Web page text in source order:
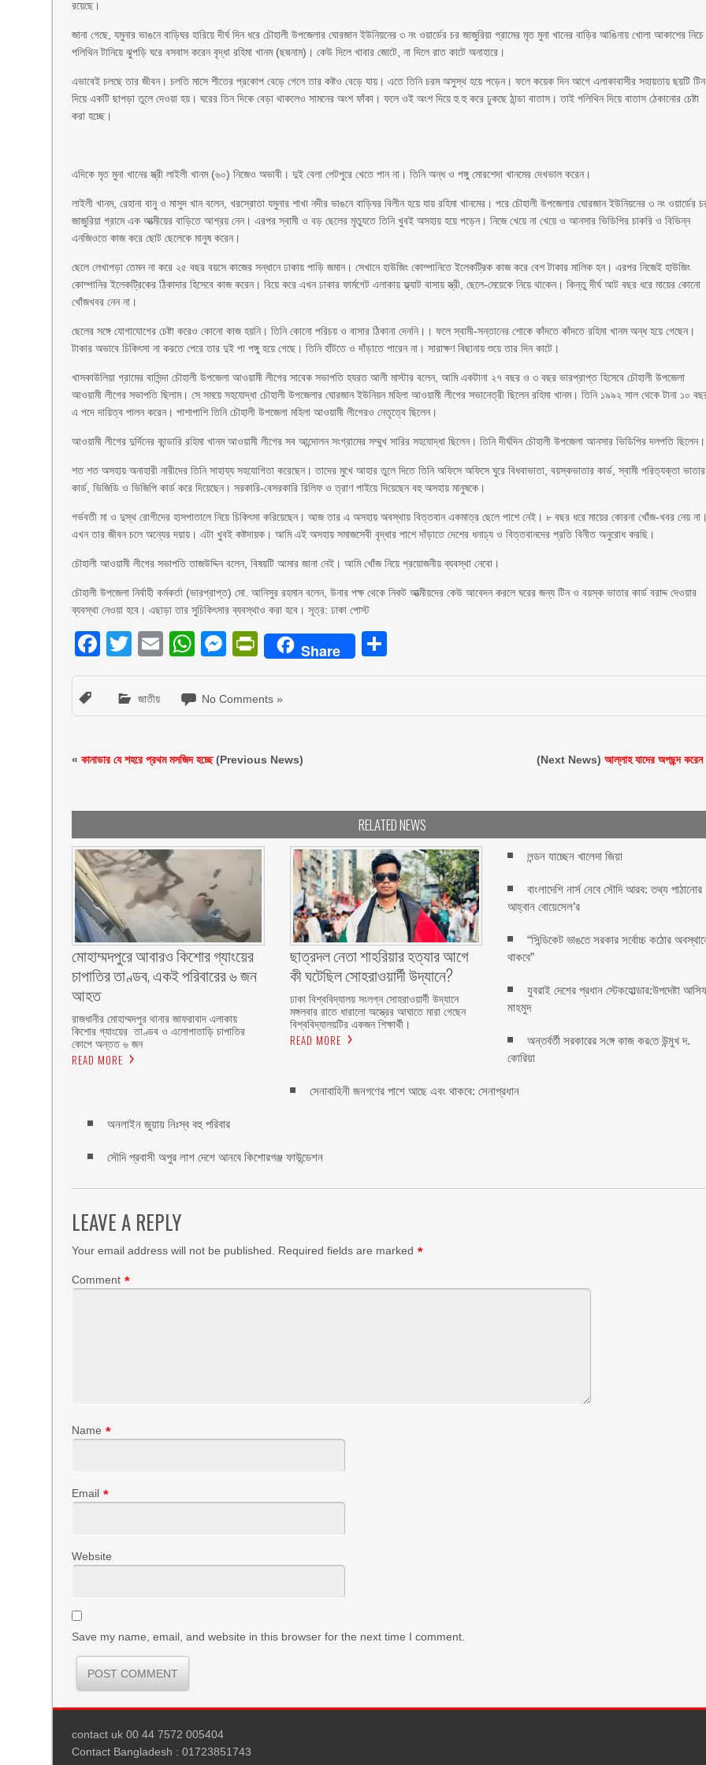
রয়েছে।
জানা গেছে, যমুনার ভাঙনে বাড়িঘর হারিয়ে দীর্ঘ দিন ধরে চৌহালী উপজেলার ঘোরজান ইউনিয়নের ৩ নং ওয়ার্ডের চর জাজুরিয়া গ্রামের মৃত মুনা খানের বাড়ির আঙিনায় খোলা আকাশের নিচে
পলিথিন টানিয়ে ঝুপড়ি ঘরে বসবাস করেন বৃদ্ধা রহিমা খানম (ছদ্মনাম)। কেউ দিলে খাবার জোটে, না দিলে রাত কাটে অনাহারে।
এভাবেই চলছে তার জীবন। চলতি মাসে শীতের প্রকোপ বেড়ে গেলে তার কষ্টও বেড়ে যায়। এতে তিনি চরম অসুস্থ হয়ে পড়েন। ফলে কয়েক দিন আগে এলাকাবাসীর সহায়তায় ছয়টি টিন
দিয়ে একটি ছাপড়া তুলে দেওয়া হয়। ঘরের তিন দিকে বেড়া থাকলেও সামনের অংশ ফাঁকা। ফলে ওই অংশ দিয়ে হু হু করে ঢুকছে ঠান্ডা বাতাস। তাই পলিথিন দিয়ে বাতাস ঠেকানোর চেষ্টা
করা হচ্ছে।
এদিকে মৃত মুনা খানের স্ত্রী লাইলী খানম (৬০) নিজেও অভাবী। দুই বেলা পেটপুরে খেতে পান না। তিনি অন্ধ ও পঙ্গু মোরশেদা খানমের দেখভাল করেন।
লাইলী খানম, রেহানা বানু ও মাসুদ খান বলেন, খরস্রােতা যমুনার শাখা নদীর ভাঙনে বাড়িঘর বিলীন হয়ে যায় রহিমা খানমের। পরে চৌহালী উপজেলার ঘোরজান ইউনিয়নের ৩ নং ওয়ার্ডের
জাজুরিয়া গ্রামে এক আত্মীয়ের বাড়িতে আশ্রয় নেন। এরপর স্বামী ও বড় ছেলের মৃত্যুতে তিনি খুবই অসহায় হয়ে পড়েন। নিজে খেয়ে না খেয়ে ও আনসার ভিডিপির চাকরি ও বিভিন্ন
এনজিওতে কাজ করে ছোট ছেলেকে মানুষ করেন।
ছেলে লেখাপড়া তেমন না করে ২৫ বছর বয়সে কাজের সন্ধানে ঢাকায় পাড়ি জমান। সেখানে হাউজিং কোম্পানিতে ইলেকট্রিক কাজ করে বেশ টাকার মালিক হন। এরপর নিজেই হাউজিং
কোম্পানির ইলেকট্রিকের ঠিকাদার হিসেবে কাজ করেন। বিয়ে করে এখন ঢাকার ফার্মগেট এলাকায় ফ্ল্যাট বাসায় স্ত্রী, ছেলে-মেয়েকে নিয়ে থাকেন। কিন্তু দীর্ঘ আট বছর ধরে মায়ের কোনো
খোঁজখবর নেন না।
ছেলের সঙ্গে যোগাযোগের চেষ্টা করেও কোনো কাজ হয়নি। তিনি কোনো পরিচয় ও বাসার ঠিকানা দেননি।। ফলে স্বামী-সন্তানের শোকে কাঁদতে কাঁদতে রহিমা খানম অন্ধ হয়ে গেছেন।
টাকার অভাবে চিকিৎসা না করতে পেরে তার দুই পা পঙ্গু হয়ে গেছে। তিনি হাঁটতে ও দাঁড়াতে পারেন না। সারাক্ষণ বিছানায় শুয়ে তার দিন কাটে।
খাসকাউলিয়া গ্রামের বাসিন্দা চৌহালী উপজেলা আওয়ামী লীগের সাবেক সভাপতি হযরত আলী মাস্টার বলেন, আমি একটানা ২৭ বছর ও ৩ বছর ভারপ্রাপ্ত হিসেবে চৌহালী উপজেলা
আওয়ামী লীগের সভাপতি ছিলাম। সে সময়ে সহযোদ্ধা চৌহালী উপজেলার ঘোরজান ইউনিয়ন মহিলা আওয়ামী লীগের সভানেত্রী ছিলেন রহিমা খানম। তিনি ১৯৯২ সাল থেকে টানা ১০
এ পদে দায়িত্ব পালন করেন। পাশাপাশি তিনি চৌহালী উপজেলা মহিলা আওয়ামী লীগেরও নেতৃত্বে ছিলেন।
আওয়ামী লীগের দুর্দিনের কান্ডারি রহিমা খানম আওয়ামী লীগের সব আন্দোলন সংগ্রামের সম্মুখ সারির সহযোদ্ধা ছিলেন। তিনি দীর্ঘদিন চৌহালী উপজেলা আনসার ভিডিপির দলপতি ছিলেন।
শত শত অসহায় অনাহারী নারীদের তিনি সাহায্য সহযোগিতা করেছেন। তাদের মুখে আহার তুলে দিতে তিনি অফিসে অফিসে ঘুরে বিধবাভাতা, বয়স্কভাতার কার্ড, স্বামী পরিত্যক্তা ভাতার
কার্ড, ভিজিডি ও ভিজিপি কার্ড করে দিয়েছেন। সরকারি-বেসরকারি রিলিফ ও ত্রাণ পাইয়ে দিয়েছেন বহু অসহায় মানুষকে।
গর্ভবতী মা ও দুস্থ রোগীদের হাসপাতালে নিয়ে চিকিৎসা করিয়েছেন। আজ তার এ অসহায় অবস্থায় বিত্তবান একমাত্র ছেলে পাশে নেই। ৮ বছর ধরে মায়ের কোরনা খোঁজ-খবর নেয়
এখন তার জীবন চলে অন্যের দয়ায়। এটা খুবই কষ্টদায়ক। আমি এই অসহায় সমাজসেবী বৃদ্ধার পাশে দাঁড়াতে দেশের ধনাঢ্য ও বিত্তবানদের প্রতি বিনীত অনুরোধ করছি।
চৌহালী আওয়ামী লীগের সভাপতি তাজউদ্দিন বলেন, বিষয়টি আমার জানা নেই। আমি খোঁজ নিয়ে প্রয়োজনীয় ব্যবস্থা নেবো।
চৌহালী উপজেলা নির্বাহী কর্মকর্তা (ভারপ্রাপ্ত) মো. আনিসুর রহমান বলেন, উনার পক্ষ থেকে নিকট আত্মীয়দের কেউ আবেদন করলে ঘরের জন্য টিন ও বয়স্ক ভাতার কার্ড বরাদ্দ দেওয়ার
ব্যবস্থা নেওয়া হবে। এছাড়া তার সুচিকিৎসার ব্যবস্থাও করা হবে। সূত্র: ঢাকা পোস্ট
Facebook
Twitter
EmailWhatsApp
Messenger
PrintFriendly
Share
জাতীয় No Comments »
«কানাডার যে শহরে প্রথম মসজিদ হচ্ছে(Previous News) (Next News)আল্লাহ যাদের অপছন্দ করেন
RELATED NEWS
মোহাম্মদপুরে আবারও কিশোর গ্যাংয়ের
চাপাতির তাণ্ডব, একই পরিবারের ৬ জন
আহত
রাজধানীর মোহাম্মদপুর থানার জাফরাবাদ এলাকায়
কিশোর গ্যাংয়ের তাণ্ডব ও এলোপাতাড়ি চাপাতির
কোপে অন্তত ৬ জন
READ MORE
ছাত্রদল নেতা শাহরিয়ার হত্যার আগে
কী ঘটেছিল সোহরাওয়ার্দী উদ্যানে?
ঢাকা বিশ্ববিদ্যালয় সংলগ্ন সোহরাওয়ার্দী উদ্যানে
মঙ্গলবার রাতে ধারালো অস্ত্রের আঘাতে মারা গেছেন
বিশ্ববিদ্যালয়টির একজন শিক্ষার্থী।
READ MORE
লন্ডন যাচ্ছেন খালেদা জিয়া
বাংলাদেশি নার্স নেবে সৌদি আরব: তথ্য পাঠানোর
আহ্বান বোয়েসেল’র
“সিন্ডিকেট ভাঙতে সরকার সর্বোচ্চ কঠোর
থাকবে”
যুবরাই দেশের প্রধান স্টেকহোল্ডার:উপদেষ্টা
মাহমুদ
অন্তর্বর্তী সরকারের স‌ঙ্গে কাজ কর‌তে উন্মুখ দ.
কো‌রিয়া
সেনাবাহিনী জনগণের পাশে আছে এবং থাকবে: সেনাপ্রধান
অনলাইন জুয়ায় নিঃস্ব বহু পরিবার
সৌদি প্রবাসী অপুর লাশ দেশে আনবে কিশোরগঞ্জ ফাউন্ডেশন
LEAVE A REPLY
Your email address will not be published. Required fields are marked *
Comment *
Name *
Email *
Website
Save my name, email, and website in this browser for the next time I comment.
contact uk 00 44 7572 005404
Contact Bangladesh : 01723851743